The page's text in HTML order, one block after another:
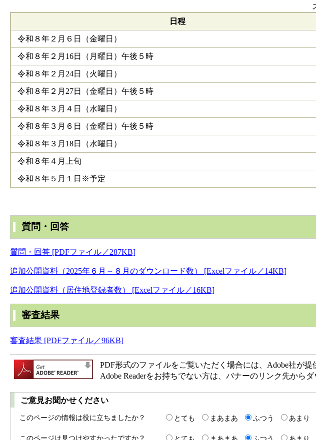
日程
令和８年２月６日（金曜日）
令和８年２月16日（月曜日）午後５時
令和８年２月24日（火曜日）
令和８年２月27日（金曜日）午後５時
令和８年３月４日（水曜日）
令和８年３月６日（金曜日）午後５時
令和８年３月18日（水曜日）
令和８年４月上旬
令和８年５月１日※予定
質問・回答
質問・回答 [PDFファイル／287KB]
追加公開資料（2025年６月～８月のダウンロード数） [Excelファイル／14KB]
追加公開資料（居住地登録者数） [Excelファイル／16KB]
審査結果
審査結果 [PDFファイル／96KB]
PDF形式のファイルをご覧いただく場合には、Adobe社が提
Adobe Readerをお持ちでない方は、バナーのリンク先から
ご意見お聞かせください
このページの情報は役に立ちましたか？ とても まあまあ ふつう あまり
このページは見つけやすかったですか？